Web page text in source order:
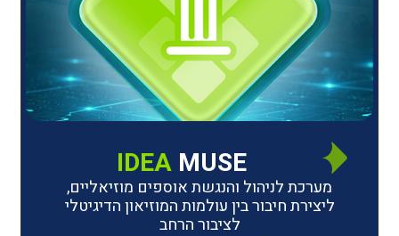
IDEA MUSE
והנגשת אוספים מוזיאליים,
בין עולמות המוזיאון הדיגיטלי